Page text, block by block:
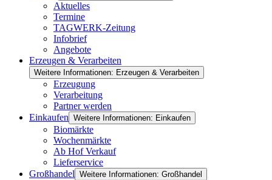
Aktuelles
Termine
TAGWERK-Zeitung
Infobrief
Angebote
Erzeugen & Verarbeiten
Weitere Informationen: Erzeugen & Verarbeiten
Erzeugung
Verarbeitung
Partner werden
Einkaufen Weitere Informationen: Einkaufen
Biomärkte
Wochenmärkte
Ab Hof Verkauf
Lieferservice
Großhandel Weitere Informationen: Großhandel